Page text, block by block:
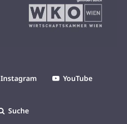
Instagram YouTube
Suche